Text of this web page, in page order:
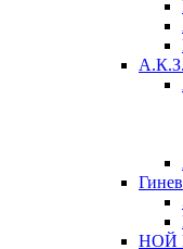
А.К.З.
НОЙ